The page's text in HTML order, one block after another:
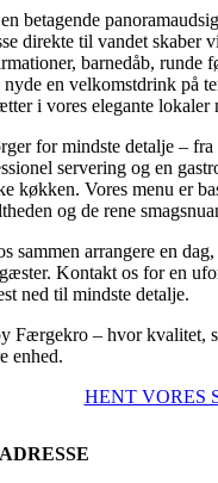
betagende
direkte til vandet skaber
barnedåb, runde
en velkomstdrink på
i vores elegante lokaler
for mindste detalje –
servering og en
køkken. Vores menu er
og de rene
sammen arrangere en
Kontakt os for en
ned til mindste detalje.
Færgekro – hvor kvalitet,
enhed.
HENT VORES
ADRESSE